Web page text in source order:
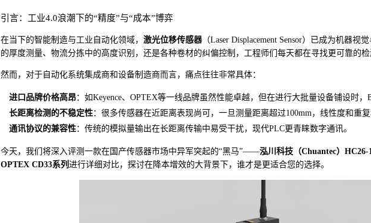
引言：工业4.0浪潮下的“精度”与“成本”博弈
在当下的智能制造与工业自动化领域， 激光位移传感器（Laser Displacement Sensor）已成为机器视
的厚度测量、物流分拣中的高度识别，还是各种卷材的纠偏控制，工程师们每天都在寻找更可靠的检
然而，对于自动化系统集成商和设备制造商而言，痛点往往非常具体：
进口品牌价格高昂：如Keyence、OPTEX等一线品牌虽然性能卓越，但在进行大批量设备铺设时，
长距离检测的不稳定性：很多传感器在近距离表现尚可，一旦测量距离超过100mm，线性度和重复
通讯协议的兼容性：传统的模拟量输出在长距离传输中易受干扰，现代PLC更青睐数字通讯。
今天，我们将深入评测一款在国产传感器市场中异军突起的“黑马”——泓川科技（Chuantec）HC26-
OPTEX CD33系列 进行详细对比，探讨在降本增效的大背景下，谁才是更适合您的选择。